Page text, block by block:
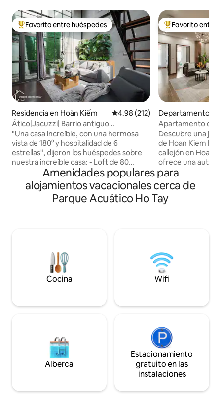
De los mejores en Favorito entre huéspedes
Favorito entre huéspedes
Residencia en Hoàn Kiếm Calificación promedio: 4.98 de
4.98 (212)
Ático|Jacuzzi| Barrio antiguo
|KitchenlNetflixTV
"Una casa increíble, con una hermosa
vista de 180° y hospitalidad de 6
estrellas", dijeron los huéspedes sobre
nuestra increíble casa: - Loft de 80
metros cuadrados (azotea - vista
panorámica) - Jacuzzi - Lavadora y
secadora gratis. - Cocina totalmente
tranquilo y seguro. - Lista de comida
gratuita y recomendación de
excursiones. - Recogida en el
aeropuerto (con cargo) - Tarjeta SIM a la
De los mejores
Favorito entre
Departamento en
m
Apartamento de
antiguo |
Descubre una
de Hoan Kiem Escondido en un pequeño
callejón en Hoan
ofrece una
solo unos pasos
ciudad. Disfruta
lugares
animado y lleno
Hanói. - A 20
nocturno. -
cafeterías cerca -
Amenidades populares para
alojamientos vacacionales cerca de
Parque Acuático Ho Tay
Cocina Wifi
Alberca
Estacionamiento
gratuito en las
instalaciones